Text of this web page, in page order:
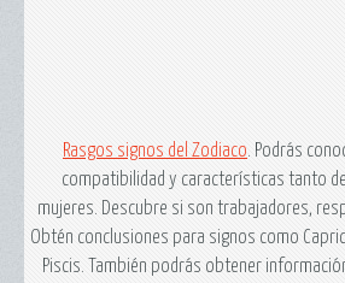
Rasgos signos del Zodiaco. Podrás
compatibilidad y características tanto
mujeres. Descubre si son trabajadores,
Obtén conclusiones para signos como
Piscis. También podrás obtener